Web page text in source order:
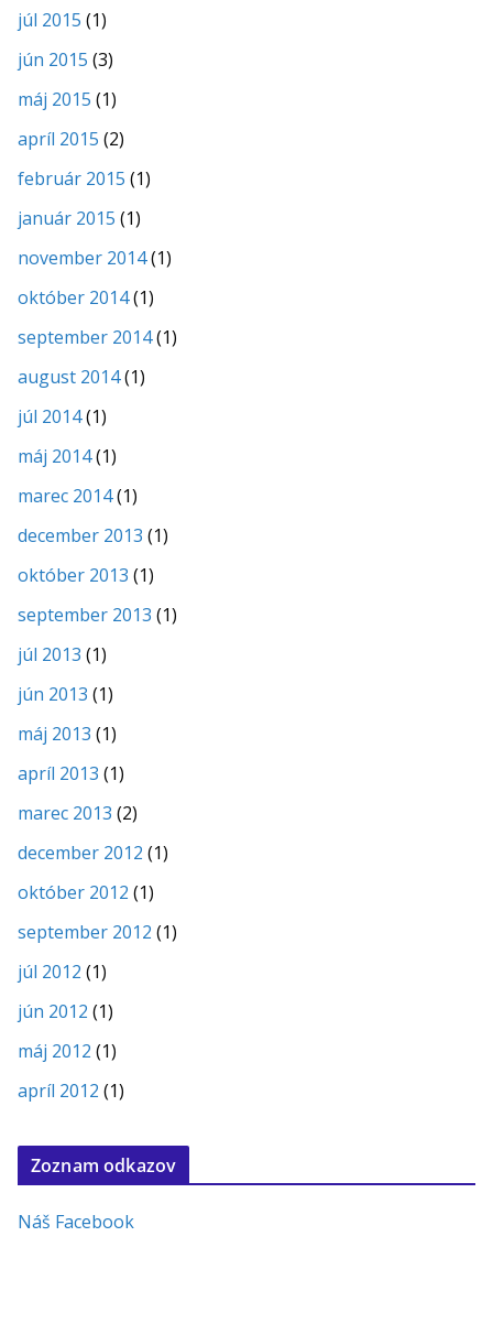
júl 2015 (1)
jún 2015 (3)
máj 2015 (1)
apríl 2015 (2)
február 2015 (1)
január 2015 (1)
november 2014(1)
október 2014(1)
september 2014(1)
august 2014(1)
júl 2014(1)
máj 2014(1)
marec 2014(1)
december 2013 (1)
október 2013 (1)
september 2013 (1)
júl 2013 (1)
jún 2013 (1)
máj 2013 (1)
apríl 2013 (1)
marec 2013 (2)
december 2012 (1)
október 2012 (1)
september 2012 (1)
júl 2012 (1)
jún 2012 (1)
máj 2012 (1)
apríl 2012 (1)
Zoznam odkazov
Náš Facebook